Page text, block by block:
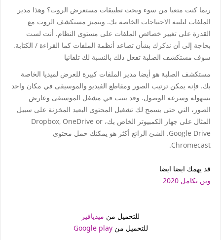
ربما كنت متعبا من سوء وبحث تطبيقات مستعرض الروت؟ وهذا مدير
الملفات لتلبية الاحتياجات الخاصة بك. ويتميز مستكشف الروت مع
القدرة على تغيير خصائص الملفات على مستوى النظام. أنت لست
بحاجة إلى أن نذكرك بشأن تصاعد أنظمة الملفات كما القراءة / الكتابة.
سوف مستكشف الصلبة تفعل ذلك بالنسبة لك تلقائيا
مستكشف الصلبة هو أيضا مدير الملفات كبيرة للعرض لميديا الخاصة
بك. فإنه يمكن ترتيب الصور ومقاطع الفيديو والموسيقى في مكان واحد
بسهولة وسرعة الوصول. وقد بنيت في مشغل الموسيقى وعارض
الصور، التي حتى يسمح لك تشغيل المحتوى البعيد المخزنة على سبيل
المثال على جهاز الكمبيوتر الخاص بك، Dropbox, OneDrive or
Google Drive. الشئ الرائع أكثر هو يمكنك حمل محتوى
Chromecast.
قد يهمك ايضا ايضا
وين تكامل 2020
للتحميل من ميديافير
للتحميل منGoogle play